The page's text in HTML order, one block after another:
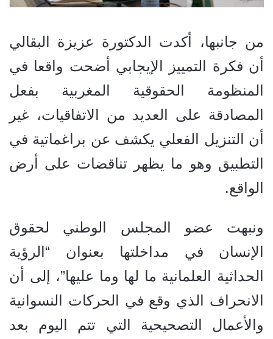
من جانبها، أكدت الدكتورة عزيزة البقالي
أن فكرة التمييز الإيجابي أضحت واقعا في
المنظومة الحقوقية المغربية بفعل
المصادقة على العديد من الاتفاقيات، غير
أن التنزيل الفعلي يكشف عن براغماتية في
التطبيق وهو ما يظهر تناقضات على أرض
الواقع.
ونبهت عضو المجلس الوطني لحقوق
الإنسان في مداخلتها بعنوان “الرؤية
الحداثية العلمانية ما لها وما عليها”، إلى أن
الانحراف الذي وقع في الحركات النسوانية
والأعمال التصحيحية التي تتم اليوم بعد